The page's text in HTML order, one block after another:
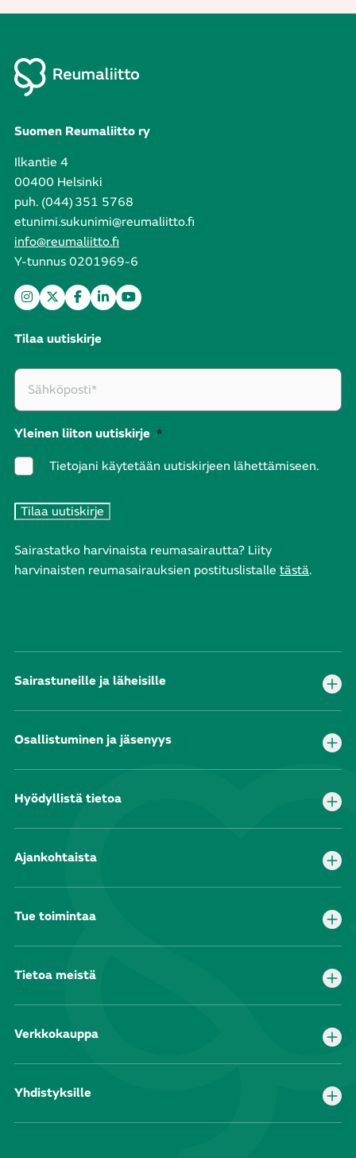
Suomen Reumaliitto ry
Ilkantie 4
00400 Helsinki
puh. (044) 351 5768
etunimi.sukunimi@reumaliitto.fi
info@reumaliitto.fi
Y-tunnus 0201969-6
Tilaa uutiskirje
Yleinen liiton uutiskirje *
Tietojani käytetään uutiskirjeen lähettämiseen.
Sairastatko harvinaista reumasairautta? Liity
harvinaisten reumasairauksien postituslistalle tästä.
Sairastuneille ja läheisille
Osallistuminen ja jäsenyys
Hyödyllistä tietoa
Ajankohtaista
Tue toimintaa
Tietoa meistä
Verkkokauppa
Yhdistyksille